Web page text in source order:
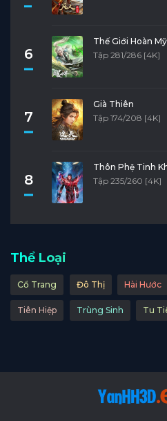
6
Thế Giới Hoàn Mỹ
Tập 281/286 [4K]
7
Già Thiên
Tập 174/208 [4K]
8
Thôn Phệ Tinh
Tập 235/260 [4K]
Thể Loại
Cổ Trang Đô Thị Hài Hước
Tiên Hiệp Trùng Sinh Tu